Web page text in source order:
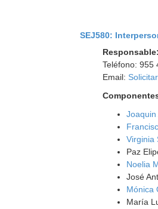
SEJ580:
Responsable:
Teléfono: 955
Email:
Virginia
Paz
Noelia
José
Mónica
María